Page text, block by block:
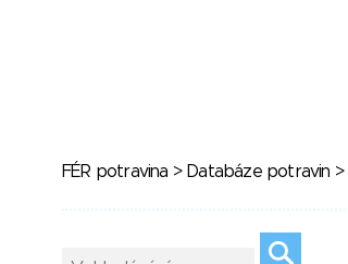
FÉR potravina > Databáze potravin >